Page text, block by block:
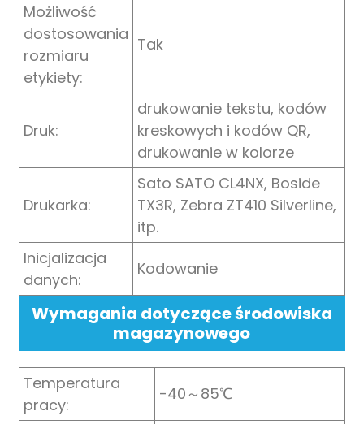
Możliwość
dostosowania
rozmiaru
etykiety:
Tak
Druk:
drukowanie tekstu, kodów
kreskowych i kodów QR,
drukowanie w kolorze
Drukarka:
Sato SATO CL4NX, Boside
TX3R, Zebra ZT410 Silverline,
itp.
Inicjalizacja
danych:
Kodowanie
Wymagania dotyczące środowiska
magazynowego
Temperatura
pracy:
-40～85℃